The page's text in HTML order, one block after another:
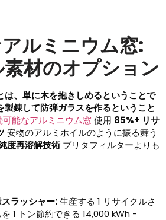
ルミニウム窓:
材のオプション
は、単に木を抱きしめるということで
製錬して防弾ガラスを作るということ
可能なアルミニウム窓 使用 85%+ リサ
安物のアルミホイルのように振る舞う
度再溶解技術 ブリタフィルターよりも
ラッシャー:生産する 1 リサイクルさ
1 トン節約できる 14,000 kWh -